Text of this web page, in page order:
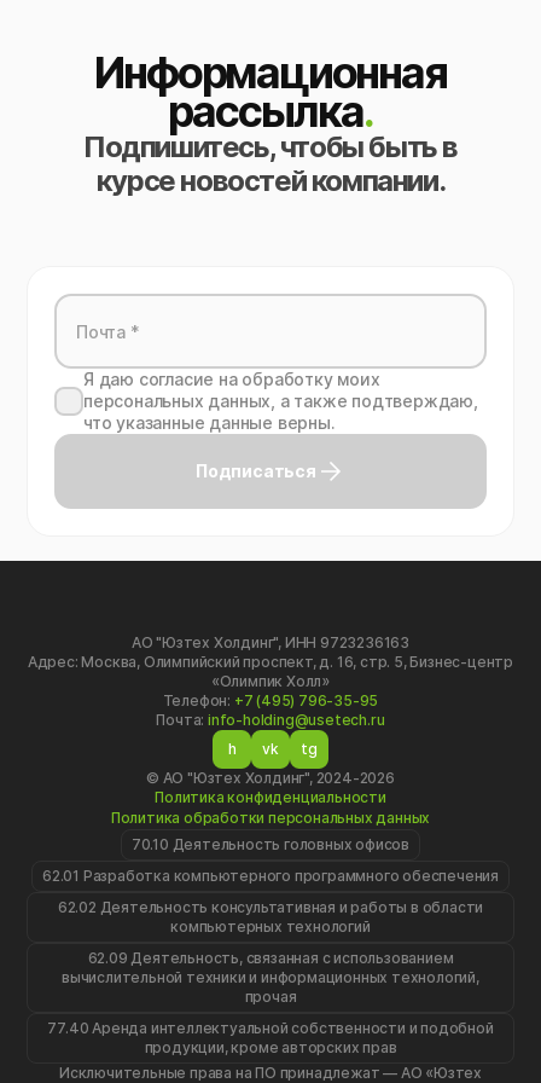
Информационная
рассылка.
Подпишитесь, чтобы быть в
курсе новостей компании.
Я даю согласие на обработку моих
персональных данных, а также подтверждаю,
что указанные данные верны.
Подписаться
АО "Юзтех Холдинг", ИНН 9723236163
Адрес: Москва, Олимпийский проспект, д. 16, стр. 5, Бизнес-центр
«Олимпик Холл»
Телефон: +7 (495) 796-35-95
Почта:info-holding@usetech.ru
h
vk
tg
© АО "Юзтех Холдинг", 2024-2026
Политика конфиденциальности
Политика обработки персональных данных
70.10 Деятельность головных офисов
62.01 Разработка компьютерного программного обеспечения
62.02 Деятельность консультативная и работы в области
компьютерных технологий
62.09 Деятельность, связанная с использованием
вычислительной техники и информационных технологий,
прочая
77.40 Аренда интеллектуальной собственности и подобной
продукции, кроме авторских прав
Исключительные права на ПО принадлежат — АО «Юзтех